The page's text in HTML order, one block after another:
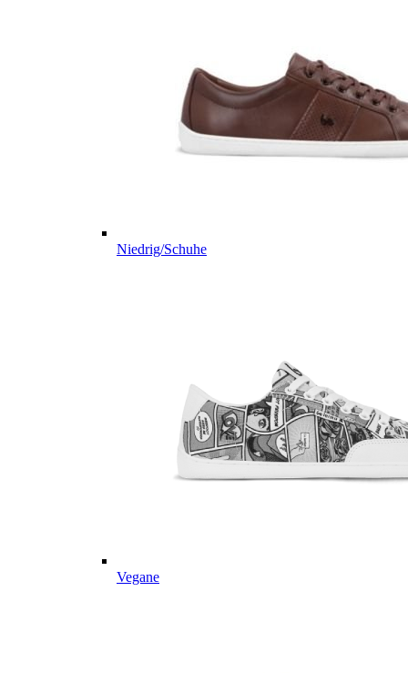
Niedrig/Schuhe
Vegane